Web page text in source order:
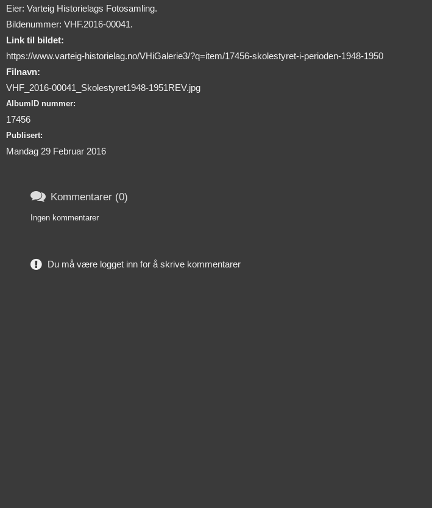
Eier: Varteig Historielags Fotosamling.
Bildenummer: VHF.2016-00041.
Link til bildet:
https://www.varteig-historielag.no/VHiGalerie3/?q=item/17456-skolestyret-i-perioden-1948-1950
Filnavn:
VHF_2016-00041_Skolestyret1948-1951REV.jpg
AlbumID nummer:
17456
Publisert:
Mandag 29 Februar 2016
 Kommentarer (0)
Ingen kommentarer
Du må være logget inn for å skrive kommentarer